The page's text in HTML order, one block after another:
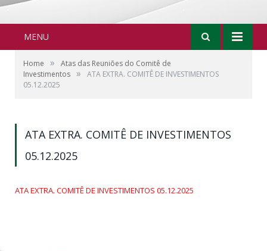
MENU
Home »
Atas das Reuniões do Comitê de
Investimentos »
ATA EXTRA. COMITÊ DE INVESTIMENTOS
05.12.2025
ATA EXTRA. COMITÊ DE INVESTIMENTOS
05.12.2025
ATA EXTRA. COMITÊ DE INVESTIMENTOS 05.12.2025